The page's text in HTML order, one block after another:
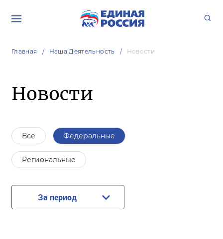
Главная Наша Деятельность Новости
Новости
Все Федеральные
Региональные
За период